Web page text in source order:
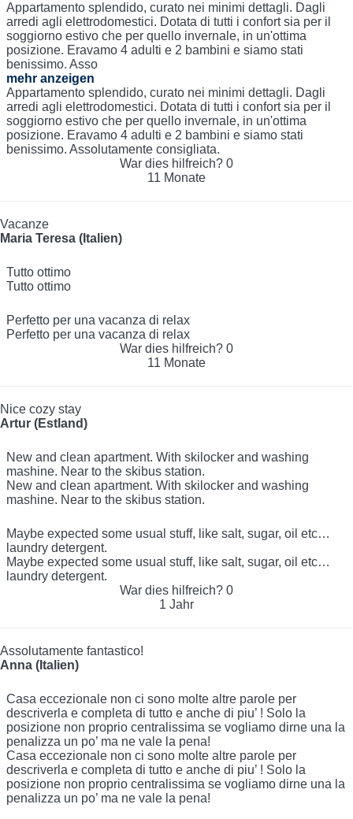
Appartamento splendido, curato nei minimi dettagli. Dagli
arredi agli elettrodomestici. Dotata di tutti i confort sia per il
soggiorno estivo che per quello invernale, in un'ottima
posizione. Eravamo 4 adulti e 2 bambini e siamo stati
benissimo. Asso
mehr anzeigen
Appartamento splendido, curato nei minimi dettagli. Dagli
arredi agli elettrodomestici. Dotata di tutti i confort sia per il
soggiorno estivo che per quello invernale, in un'ottima
posizione. Eravamo 4 adulti e 2 bambini e siamo stati
benissimo. Assolutamente consigliata.
War dies hilfreich? 0
11 Monate
Vacanze
Maria Teresa (Italien)
Tutto ottimo
Tutto ottimo
Perfetto per una vacanza di relax
Perfetto per una vacanza di relax
War dies hilfreich? 0
11 Monate
Nice cozy stay
Artur (Estland)
New and clean apartment. With skilocker and washing
mashine. Near to the skibus station.
New and clean apartment. With skilocker and washing
mashine. Near to the skibus station.
Maybe expected some usual stuff, like salt, sugar, oil etc…
laundry detergent.
Maybe expected some usual stuff, like salt, sugar, oil etc…
laundry detergent.
War dies hilfreich? 0
1 Jahr
Assolutamente fantastico!
Anna (Italien)
Casa eccezionale non ci sono molte altre parole per
descriverla e completa di tutto e anche di piu’ ! Solo la
posizione non proprio centralissima se vogliamo dirne una la
penalizza un po’ ma ne vale la pena!
Casa eccezionale non ci sono molte altre parole per
descriverla e completa di tutto e anche di piu’ ! Solo la
posizione non proprio centralissima se vogliamo dirne una la
penalizza un po’ ma ne vale la pena!